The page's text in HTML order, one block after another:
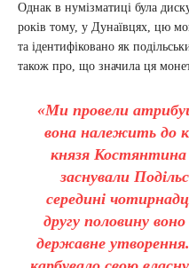
Однак в нумізматиці була
років тому, у Дунаївцях, цю
та ідентифіковано як
також про, що значила ця
«Ми провели
вона належить до
князя Костянтина
заснували
середині
другу половину
державне